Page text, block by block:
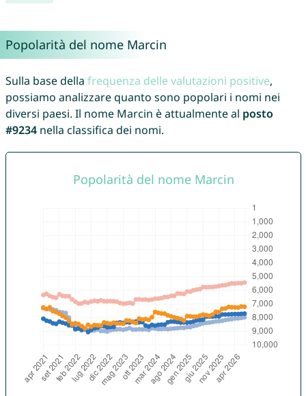
Popolarità del nome Marcin
Sulla base della frequenza delle valutazioni positive,
possiamo analizzare quanto sono popolari i nomi nei
diversi paesi. Il nome Marcin è attualmente al posto
#9234nella classifica dei nomi.